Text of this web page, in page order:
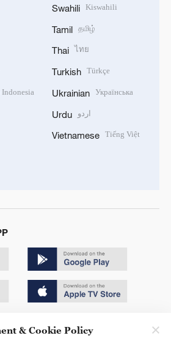
Swahili Kiswahili
Tamil தமிழ்
Thai ไทย
Turkish Türkçe
Ukrainian Українська
Urdu اردو
Vietnamese Tiếng Việt
& Cookie Policy